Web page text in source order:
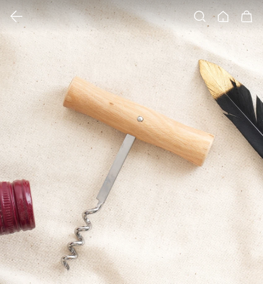
검색 장바구니
클릭 시 이미지 확대 보기 팝업 열림